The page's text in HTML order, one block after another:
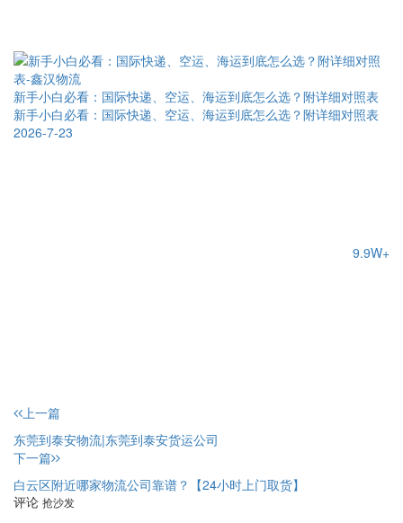
新手小白必看：国际快递、空运、海运到底怎么选？附详细对照表
新手小白必看：国际快递、空运、海运到底怎么选？附详细对照表
2026-7-23
9.9W+
上一篇
东莞到泰安物流|东莞到泰安货运公司
下一篇
白云区附近哪家物流公司靠谱？【24小时上门取货】
评论 抢沙发